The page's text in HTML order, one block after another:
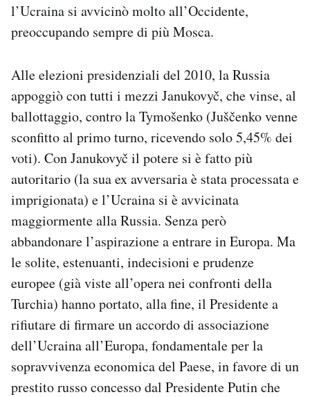
l’Ucraina si avvicinò molto all’Occidente,
preoccupando sempre di più Mosca.
Alle elezioni presidenziali del 2010, la Russia
appoggiò con tutti i mezzi Janukovyč, che vinse, al
ballottaggio, contro la Tymošenko (Juščenko venne
sconfitto al primo turno, ricevendo solo 5,45% dei
voti). Con Janukovyč il potere si è fatto più
autoritario (la sua ex avversaria è stata processata e
imprigionata) e l’Ucraina si è avvicinata
maggiormente alla Russia. Senza però
abbandonare l’aspirazione a entrare in Europa. Ma
le solite, estenuanti, indecisioni e prudenze
europee (già viste all’opera nei confronti della
Turchia) hanno portato, alla fine, il Presidente a
rifiutare di firmare un accordo di associazione
dell’Ucraina all’Europa, fondamentale per la
sopravvivenza economica del Paese, in favore di un
prestito russo concesso dal Presidente Putin che